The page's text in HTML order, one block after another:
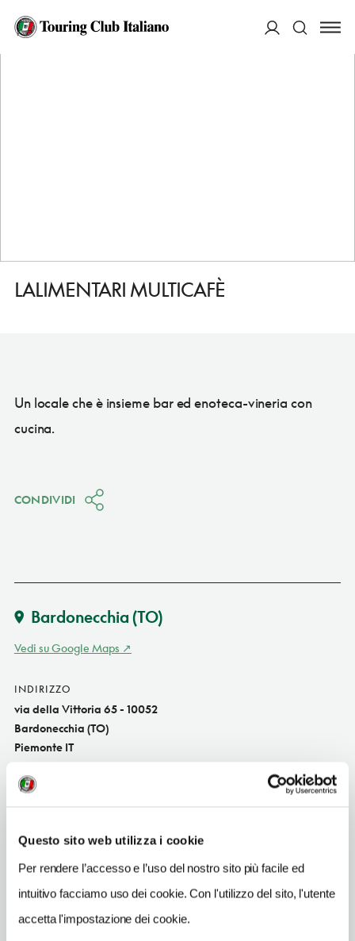
Questo sito web utilizza i cookie
Per rendere l’accesso e l’uso del nostro sito più facile ed
intuitivo facciamo uso dei cookie. Con l'utilizzo del sito, l'utente
accetta l'impostazione dei cookie.
HOME
LALIMENTARI MULTICAFÈ
Un locale che è insieme bar ed enoteca-vineria con
cucina.
CONDIVIDI
Bardonecchia (TO)
Vedi su Google Maps
INDIRIZZO
via della Vittoria 65 - 10052
Bardonecchia (TO)
Piemonte IT
SITO WEB
info@lalimentarimulticafe.it
012296329